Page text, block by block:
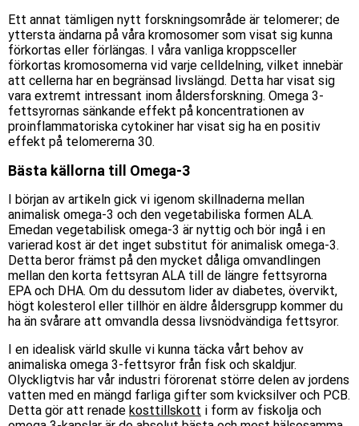
Ett annat tämligen nytt forskningsområde är telomerer; de
yttersta ändarna på våra kromosomer som visat sig kunna
förkortas eller förlängas. I våra vanliga kroppsceller
förkortas kromosomerna vid varje celldelning, vilket innebär
att cellerna har en begränsad livslängd. Detta har visat sig
vara extremt intressant inom åldersforskning. Omega 3-
fettsyrornas sänkande effekt på koncentrationen av
proinflammatoriska cytokiner har visat sig ha en positiv
effekt på telomererna 30.
Bästa källorna till Omega-3
I början av artikeln gick vi igenom skillnaderna mellan
animalisk omega-3 och den vegetabiliska formen ALA.
Emedan vegetabilisk omega-3 är nyttig och bör ingå i en
varierad kost är det inget substitut för animalisk omega-3.
Detta beror främst på den mycket dåliga omvandlingen
mellan den korta fettsyran ALA till de längre fettsyrorna
EPA och DHA. Om du dessutom lider av diabetes, övervikt,
högt kolesterol eller tillhör en äldre åldersgrupp kommer du
ha än svårare att omvandla dessa livsnödvändiga fettsyror.
I en idealisk värld skulle vi kunna täcka vårt behov av
animaliska omega 3-fettsyror från fisk och skaldjur.
Olyckligtvis har vår industri förorenat större delen av jordens
vatten med en mängd farliga gifter som kvicksilver och PCB.
Detta gör att renade kosttillskott i form av fiskolja och